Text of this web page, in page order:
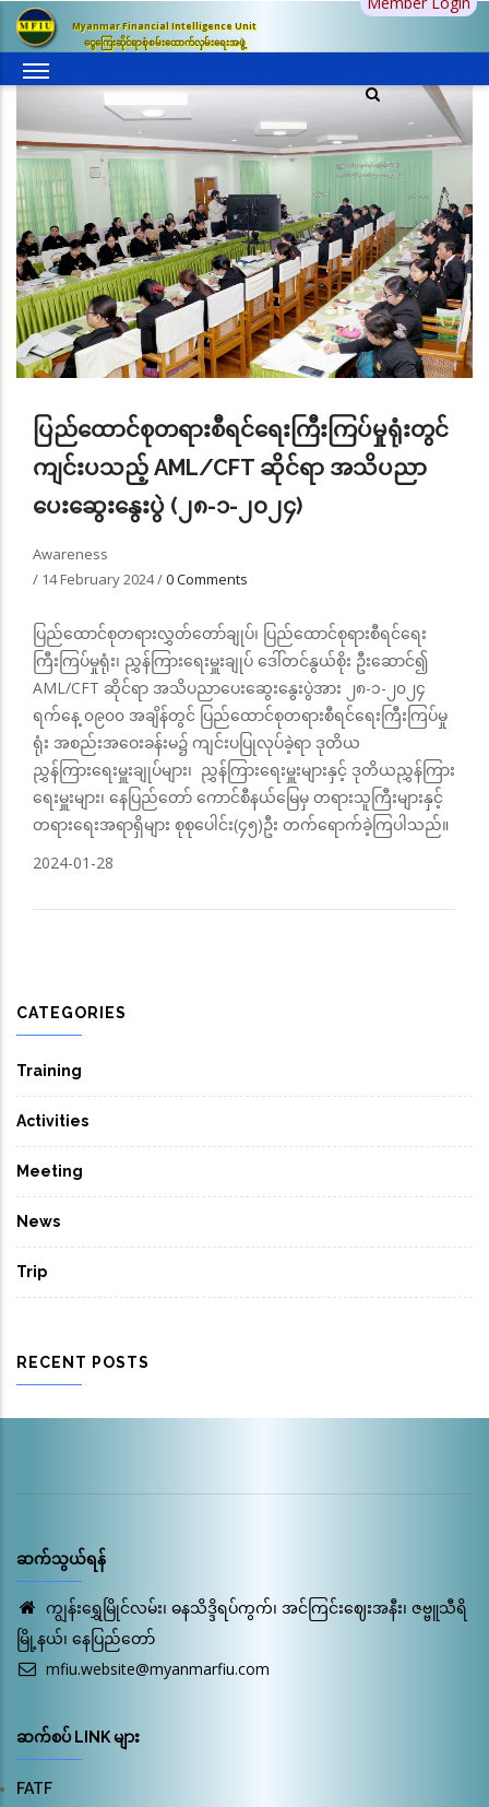
အဓိက
အကြောင်းအရာ
Myanmar Financial Intelligence Unit
ငွေကြေးဆိုင်ရာစုံစမ်းထောက်လှမ်းရေးအဖွဲ့
ပြည်ထောင်စုတရားစီရင်ရေးကြီးကြပ်မှုရုံးတွင်
ကျင်းပသည့် AML/CFT ဆိုင်ရာ အသိပညာ
ပေးဆွေးနွေးပွဲ (၂၈-၁-၂၀၂၄)
Awareness
/ 14 February 2024/0 Comments
ပြည်ထောင်စုတရားလွှတ်တော်ချုပ်၊ ပြည်ထောင်စုရားစီရင်ရေး
ကြီးကြပ်မှုရုံး၊ ညွှန်ကြားရေးမှူးချုပ် ဒေါ်တင်နွယ်စိုး ဦးဆောင်၍
AML/CFT ဆိုင်ရာ အသိပညာပေးဆွေးနွေးပွဲအား ၂၈-၁-၂၀၂၄
ရက်နေ့ ၀၉၀၀ အချိန်တွင် ပြည်ထောင်စုတရားစီရင်ရေးကြီးကြပ်မှု
ရုံး အစည်းအဝေးခန်းမ၌ ကျင်းပပြုလုပ်ခဲ့ရာ ဒုတိယ
ညွှန်ကြားရေးမှူးချုပ်များ၊ ညွှန်ကြားရေးမှူးများနှင့် ဒုတိယညွှန်ကြား
ရေးမှူးများ၊ နေပြည်တော် ကောင်စီနယ်မြေမှ တရားသူကြီးများနှင့်
တရားရေးအရာရှိများ စုစုပေါင်း(၄၅)ဦး တက်ရောက်ခဲ့ကြပါသည်။
2024-01-28
CATEGORIES
Training
Activities
Meeting
News
Trip
RECENT POSTS
ဆက်သွယ်ရန်
ကျွန်းရွှေမြိုင်လမ်း၊ ဓနသိဒ္ဒိရပ်ကွက်၊ အင်ကြင်းဈေးအနီး၊ ဇဗ္ဗူသီရိ
မြို့နယ်၊ နေပြည်တော်
mfiu.website@myanmarfiu.com
ဆက်စပ် LINK များ
FATF